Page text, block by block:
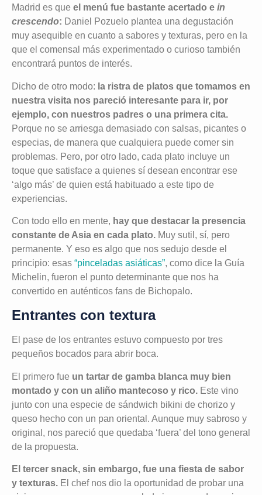
Madrid es que el menú fue bastante acertado e in
crescendo: Daniel Pozuelo plantea una degustación
muy asequible en cuanto a sabores y texturas, pero en la
que el comensal más experimentado o curioso también
encontrará puntos de interés.
Dicho de otro modo: la ristra de platos que tomamos en
nuestra visita nos pareció interesante para ir, por
ejemplo, con nuestros padres o una primera cita.
Porque no se arriesga demasiado con salsas, picantes o
especias, de manera que cualquiera puede comer sin
problemas. Pero, por otro lado, cada plato incluye un
toque que satisface a quienes sí desean encontrar ese
‘algo más’ de quien está habituado a este tipo de
experiencias.
Con todo ello en mente, hay que destacar la presencia
constante de Asia en cada plato. Muy sutil, sí, pero
permanente. Y eso es algo que nos sedujo desde el
principio: esas “pinceladas asiáticas”, como dice la Guía
Michelin, fueron el punto determinante que nos ha
convertido en auténticos fans de Bichopalo.
Entrantes con textura
El pase de los entrantes estuvo compuesto por tres
pequeños bocados para abrir boca.
El primero fue un tartar de gamba blanca muy bien
montado y con un aliño mantecoso y rico. Este vino
junto con una especie de sándwich bikini de chorizo y
queso hecho con un pan oriental. Aunque muy sabroso y
original, nos pareció que quedaba ‘fuera’ del tono general
de la propuesta.
El tercer snack, sin embargo, fue una fiesta de sabor
y texturas. El chef nos dio la oportunidad de probar una